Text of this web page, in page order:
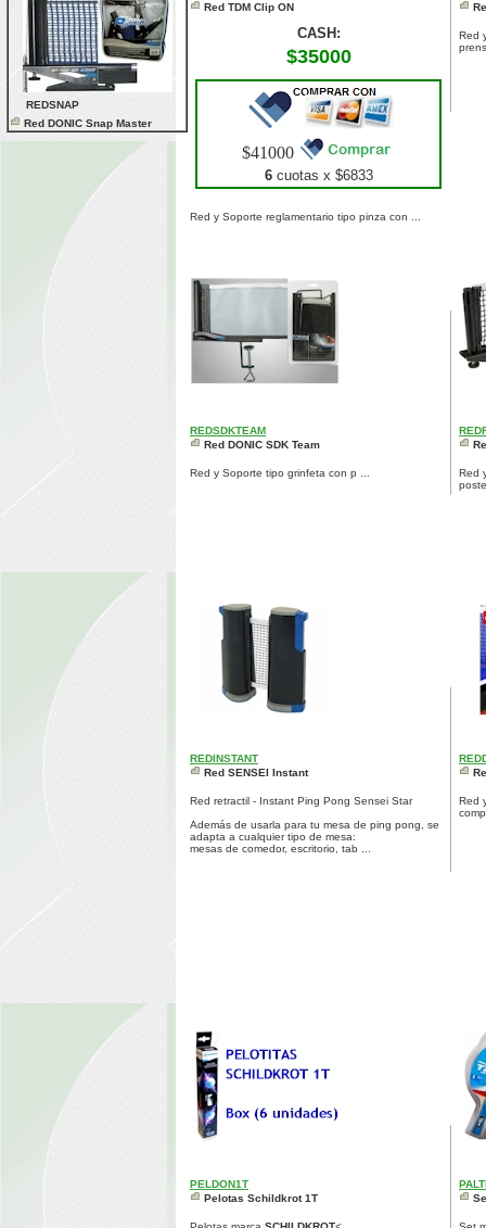
REDSNAP
Red DONIC Snap Master
Red TDM Clip ON
CASH:
$35000
$41000
6cuotas x $6833
Red y Soporte reglamentario tipo pinza con ...
Red
REDSDKTEAM
Red DONIC SDK Team
Red y Soporte tipo grinfeta con p ...
Red
REDINSTANT
Red SENSEI Instant
Red retractil - Instant Ping Pong Sensei Star
Además de usarla para tu mesa de ping pong, se
adapta a cualquier tipo de mesa:
mesas de comedor, escritorio, tab ...
Red
PELDON1T
Pelotas Schildkrot 1T